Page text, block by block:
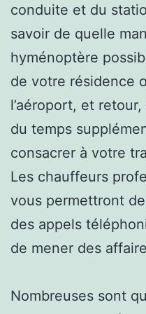
conduite et du
savoir de quelle
hyménoptère
de votre résidence
l’aéroport, et
du temps
consacrer à votre
Les chauffeurs
vous permettront
des appels
de mener des
Nombreuses sont